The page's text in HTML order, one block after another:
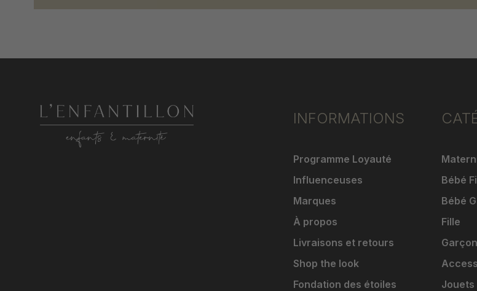
INFORMATIONS
Programme Loyauté
Influenceuses
Marques
À propos
Livraisons et retours
Shop the look
Fondation des étoiles
Bébé
Bébé
Fille
Garçon
Jouets